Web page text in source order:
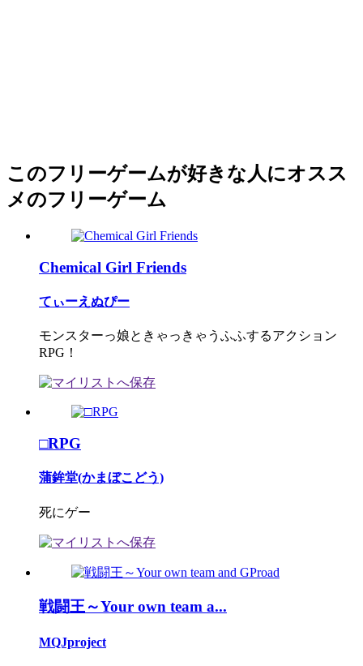
このフリーゲームが好きな人にオスス
メのフリーゲーム
Chemical Girl Friends
てぃーえぬぴー
モンスターっ娘ときゃっきゃうふふするアクション
RPG！
□RPG
蒲鉾堂(かまぼこどう)
死にゲー
戦闘王～Your own team a...
MQJproject